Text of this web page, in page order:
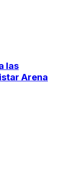
las
Arena